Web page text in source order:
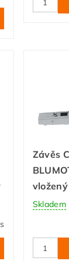
Závěs
Skladem